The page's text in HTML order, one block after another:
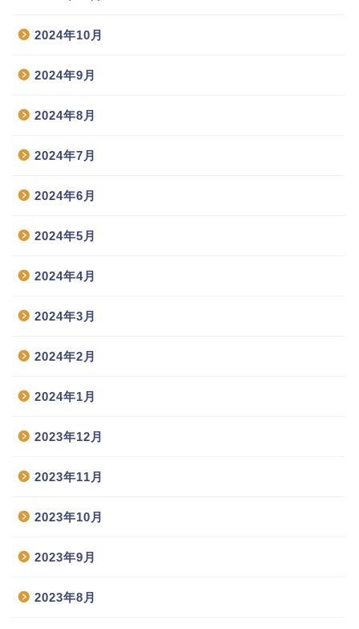
2024年10月
2024年9月
2024年8月
2024年7月
2024年6月
2024年5月
2024年4月
2024年3月
2024年2月
2024年1月
2023年12月
2023年11月
2023年10月
2023年9月
2023年8月